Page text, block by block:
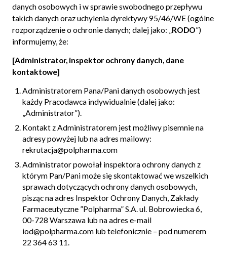
danych osobowych i w sprawie swobodnego przepływu
takich danych oraz uchylenia dyrektywy 95/46/WE (ogólne
rozporządzenie o ochronie danych; dalej jako: „ RODO”)
informujemy, że:
[Administrator, inspektor ochrony danych, dane
kontaktowe]
Administratorem Pana/Pani danych osobowych jest
każdy Pracodawca indywidualnie (dalej jako:
„Administrator”).
Kontakt z Administratorem jest możliwy pisemnie na
adresy powyżej lub na adres mailowy:
rekrutacja@polpharma.com
Administrator powołał inspektora ochrony danych z
którym Pan/Pani może się skontaktować we wszelkich
sprawach dotyczących ochrony danych osobowych,
pisząc na adres Inspektor Ochrony Danych, Zakłady
Farmaceutyczne ”Polpharma” S.A. ul. Bobrowiecka 6,
00-728 Warszawa lub na adres e-mail
iod@polpharma.com lub telefonicznie – pod numerem
22 364 63 11.